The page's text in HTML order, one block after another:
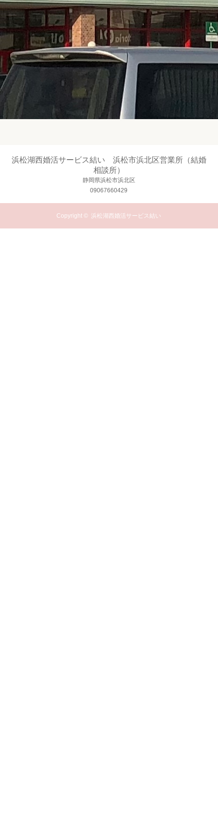
浜松湖西婚活サービス結い 浜松市浜北区営業所（結婚
相談所）
静岡県浜松市浜北区
09067660429
Copyright ©浜松湖西婚活サービス結い